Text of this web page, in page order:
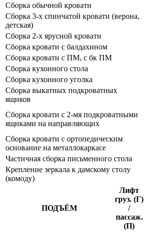
Сборка обычной кровати
Сборка 3-х спинчатой кровати (верона,
детская)
Сборка 2-х ярусной кровати
Сборка кровати с балдахином
Сборка кровати с ПМ, с бк ПМ
Сборка кухонного стола
Сборка кухонного уголка
Сборка выкатных подкроватных
ящиков
Сборка кровати с 2-мя подкроватными
ящиками на направляющих
Сборка кровати с ортопедическим
основание на металлокаркасе
Частичная сборка письменного стола
Крепление зеркала к дамскому столу
(комоду)
ПОДЪЁМ
Лифт
груз. (Г)
/
пассаж.
(П)